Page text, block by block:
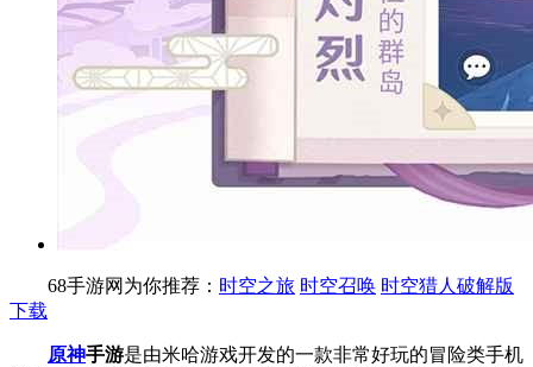
68手游网为你推荐： 时空之旅 时空召唤 时空猎人破解版
下载
原神手游是由米哈游戏开发的一款非常好玩的冒险类手机